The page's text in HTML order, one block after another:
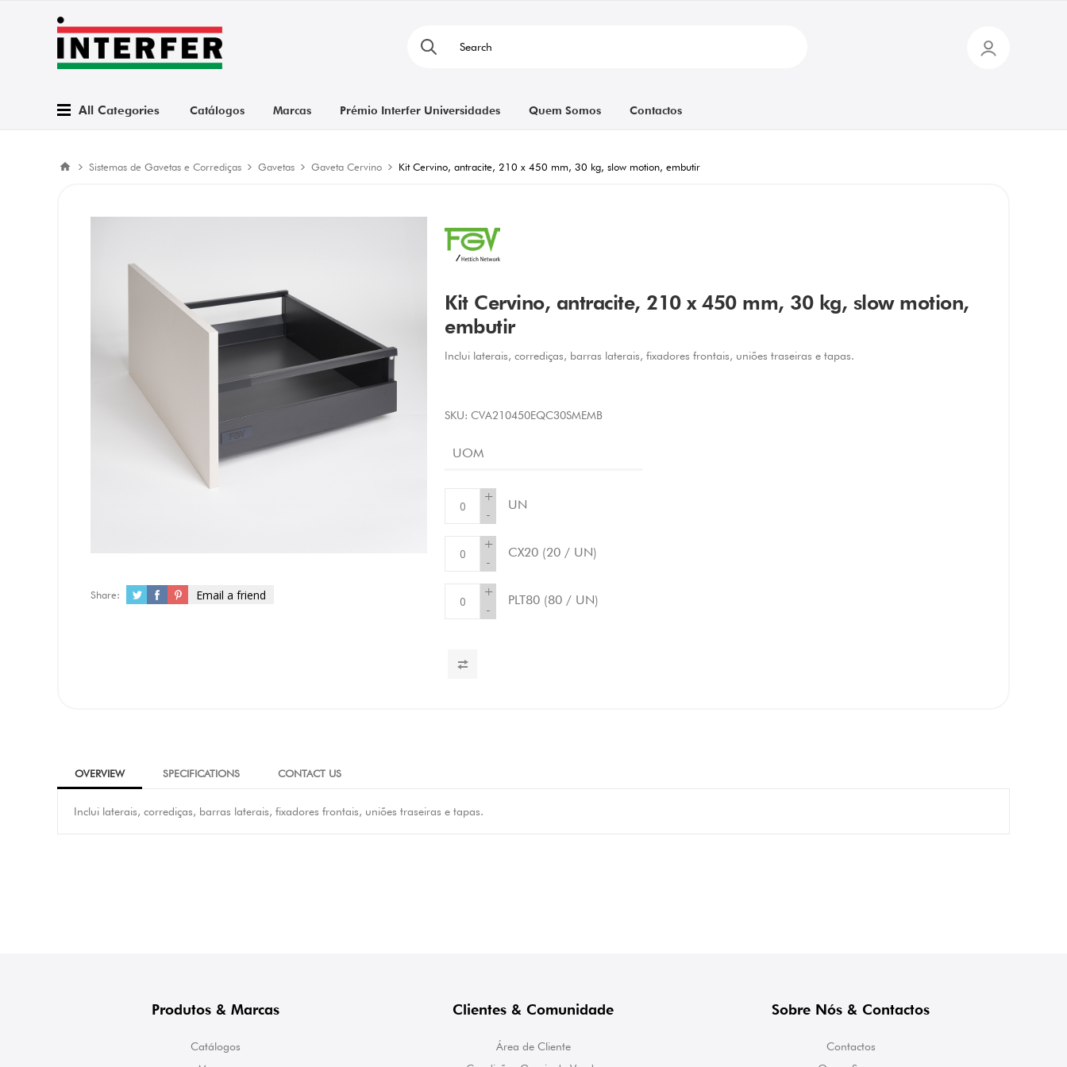
All Categories Catálogos Marcas Prémio Interfer Universidades Quem Somos Contactos
Sistemas de Gavetas e Corrediças Gavetas Gaveta Cervino Kit Cervino, antracite, 210 x 450 mm, 30 kg, slow motion, embutir
Kit Cervino, antracite, 210 x 450 mm, 30 kg, slow motion,
embutir
Inclui laterais, corrediças, barras laterais, fixadores frontais, uniões traseiras e tapas.
SKU: CVA210450EQC30SMEMB
UOM
+
-
UN
+
-
CX20 (20 / UN)
+
-
PLT80 (80 / UN)
Share: Email a friend
OVERVIEW SPECIFICATIONS CONTACT US
Inclui laterais, corrediças, barras laterais, fixadores frontais, uniões traseiras e tapas.
Produtos & Marcas
Catálogos
Clientes & Comunidade
Área de Cliente
Sobre Nós & Contactos
Contactos